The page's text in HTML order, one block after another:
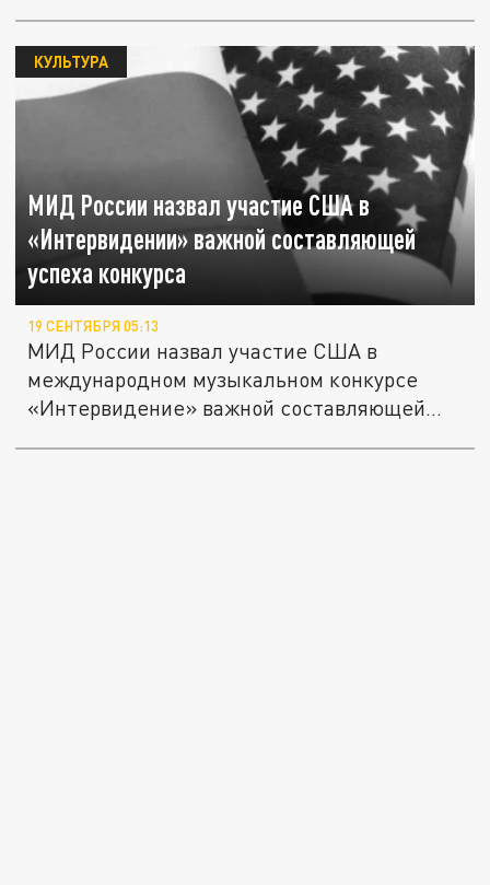
МИД России назвал участие США в
«Интервидении» важной составляющей
успеха конкурса
КУЛЬТУРА
19 СЕНТЯБРЯ 05:13
МИД России назвал участие США в
международном музыкальном конкурсе
«Интервидение» важной составляющей